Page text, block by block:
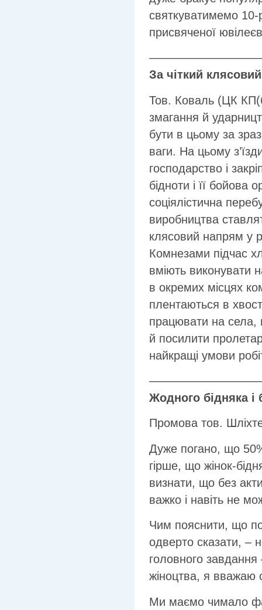
святкуватимемо
присвяченої
За чіткий
Тов. Коваль (ЦК
змагання й
бути в цьому за
ваги. На цьому
господарство і
бідноти і її бойова
соціялістична
виробництва
клясовий напрям у
Комнезами підчас
вміють виконувати
в окремих місцях
плентаються в
працювати на села,
й посилити
найкращі умови
Жодного бідняка
Промова тов.
Дуже погано, що
гірше, що жінок-
визнати, що без
важко і навіть не
Чим пояснити, що
одверто сказати, –
головного
жіноцтва, я вважаю
Ми маємо чимало